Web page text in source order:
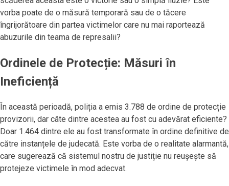
vorba poate de o măsură temporară sau de o tăcere
îngrijorătoare din partea victimelor care nu mai raportează
abuzurile din teama de represalii?
Ordinele de Protecție: Măsuri în
Ineficiență
În această perioadă, poliția a emis 3.788 de ordine de protecție
provizorii, dar câte dintre acestea au fost cu adevărat eficiente?
Doar 1.464 dintre ele au fost transformate în ordine definitive de
către instanțele de judecată. Este vorba de o realitate alarmantă,
care sugerează că sistemul nostru de justiție nu reușește să
protejeze victimele în mod adecvat.